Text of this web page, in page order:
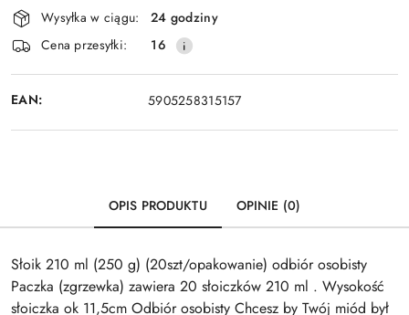
Wyślij
i
dostawa
Wysyłka w ciągu:
24 godziny
Cena przesyłki:
16
EAN: 5905258315157
OPIS PRODUKTU OPINIE (0)
Słoik 210 ml (250 g) (20szt/opakowanie) odbiór osobisty
Paczka (zgrzewka) zawiera 20 słoiczków 210 ml . Wysokość
słoiczka ok 11,5cm Odbiór osobisty Chcesz by Twój miód był